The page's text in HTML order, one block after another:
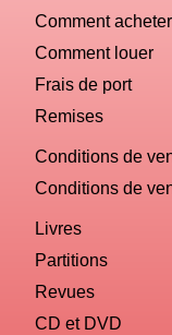
Comment acheter
Comment louer
Frais de port
Remises
Conditions de
Conditions de
Livres
Partitions
Revues
CD et DVD